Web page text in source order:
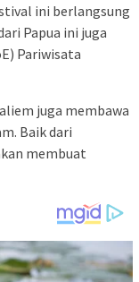
ini berlangsung
Papua ini juga
Pariwisata
juga membawa
Baik dari
membuat